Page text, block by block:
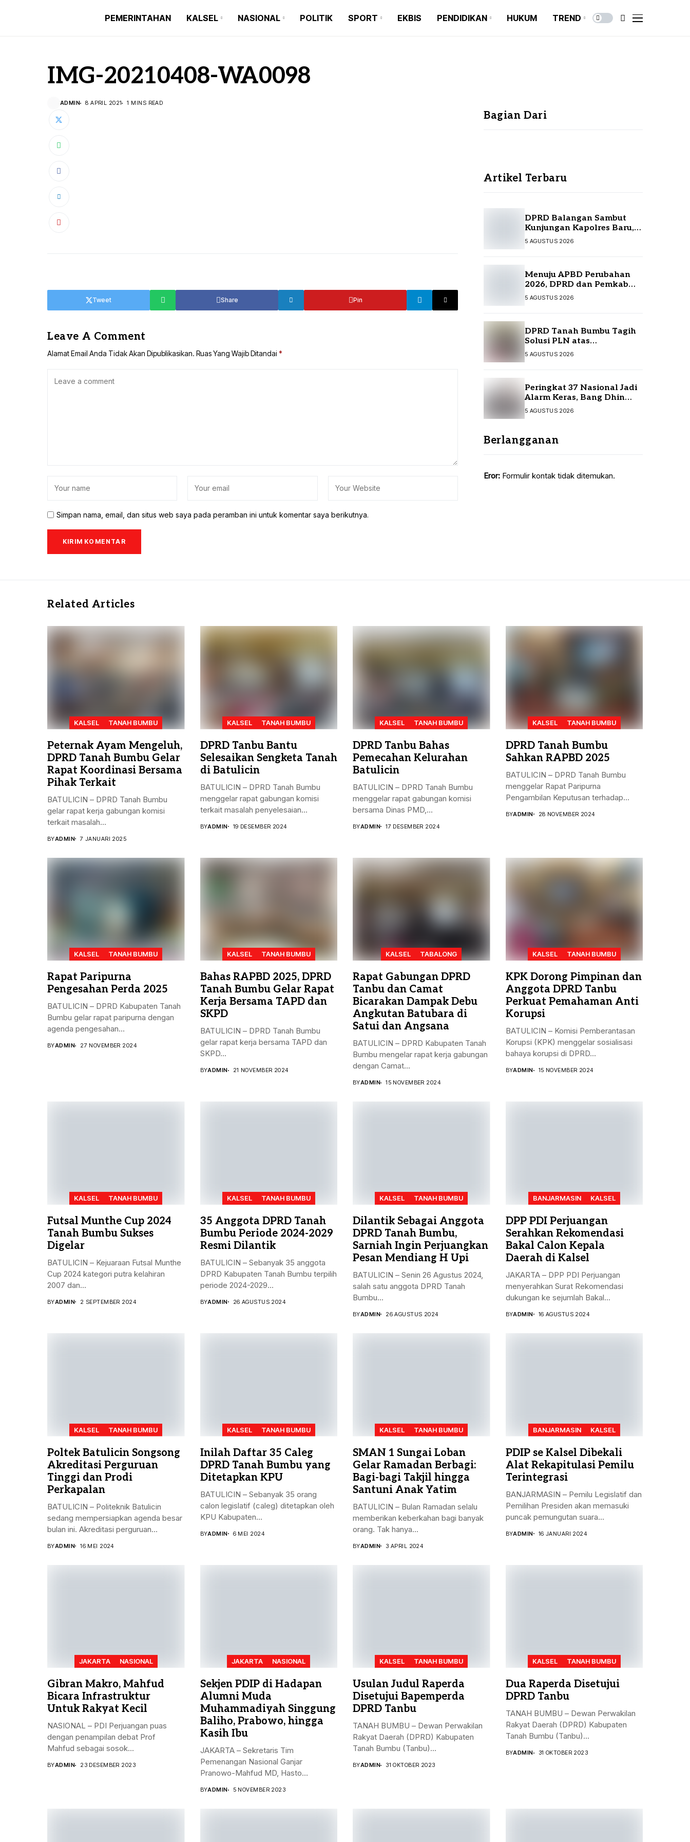
PEMERINTAHAN KALSEL
BARITO KUALA
TANAH LAUT
NASIONAL
BANTEN
POLITIK SPORT EKBIS PENDIDIKAN HUKUM TREND
BANJARMASIN
BANJARBARU JAKARTA
SEPAKBOLA BEASISWA ENTERTAINMENT
IMG-20210408-WA0098
ADMIN 8 APRIL 2021 1 MINS READ
Share
Tweet Pin
Leave A Comment
Alamat Email Anda Tidak Akan Dipublikasikan. Ruas Yang Wajib Ditandai *
Simpan nama, email, dan situs web saya pada peramban ini untuk komentar saya berikutnya.
Bagian Dari
Artikel Terbaru
DPRD Balangan Sambut
Kunjungan Kapolres Baru,
Perkuat Sinergi
5 AGUSTUS 2026
Menuju APBD Perubahan
2026, DPRD dan Pemkab
Tanah Bumbu Resmi
5 AGUSTUS 2026
DPRD Tanah Bumbu Tagih
Solusi PLN atas
Pemadaman Listrik,
5 AGUSTUS 2026
Peringkat 37 Nasional Jadi
Alarm Keras, Bang Dhin
Desak Evaluasi Total
5 AGUSTUS 2026
Berlangganan
Eror: Formulir kontak tidak ditemukan.
Related Articles
KALSEL TANAH BUMBU
Peternak Ayam Mengeluh,
DPRD Tanah Bumbu Gelar
Rapat Koordinasi Bersama
Pihak Terkait
BATULICIN – DPRD Tanah Bumbu
gelar rapat kerja gabungan komisi
terkait masalah...
BYADMIN 7 JANUARI 2025
KALSEL TANAH BUMBU
DPRD Tanbu Bantu
Selesaikan Sengketa Tanah
di Batulicin
BATULICIN – DPRD Tanah Bumbu
menggelar rapat gabungan komisi
terkait masalah penyelesaian...
BYADMIN 19 DESEMBER 2024
KALSEL TANAH BUMBU
DPRD Tanbu Bahas
Pemecahan Kelurahan
Batulicin
BATULICIN – DPRD Tanah Bumbu
menggelar rapat gabungan komisi
bersama Dinas PMD,...
BYADMIN 17 DESEMBER 2024
KALSEL TANAH BUMBU
DPRD Tanah Bumbu
Sahkan RAPBD 2025
BATULICIN – DPRD Tanah Bumbu
menggelar Rapat Paripurna
Pengambilan Keputusan terhadap
BYADMIN 28 NOVEMBER 2024
KALSEL TANAH BUMBU
Rapat Paripurna
Pengesahan Perda 2025
BATULICIN – DPRD Kabupaten Tanah
Bumbu gelar rapat paripurna dengan
agenda pengesahan...
BYADMIN 27 NOVEMBER 2024
KALSEL TANAH BUMBU
Bahas RAPBD 2025, DPRD
Tanah Bumbu Gelar Rapat
Kerja Bersama TAPD dan
SKPD
BATULICIN – DPRD Tanah Bumbu
gelar rapat kerja bersama TAPD dan
SKPD...
BYADMIN 21 NOVEMBER 2024
KALSEL TABALONG
Rapat Gabungan DPRD
Tanbu dan Camat
Bicarakan Dampak Debu
Angkutan Batubara di
Satui dan Angsana
BATULICIN – DPRD Kabupaten Tanah
Bumbu mengelar rapat kerja gabungan
dengan Camat...
BYADMIN 15 NOVEMBER 2024
KALSEL TANAH BUMBU
KPK Dorong Pimpinan dan
Anggota DPRD Tanbu
Perkuat Pemahaman Anti
Korupsi
BATULICIN – Komisi Pemberantasan
Korupsi (KPK) menggelar sosialisasi
bahaya korupsi di DPRD...
BYADMIN 15 NOVEMBER 2024
KALSEL TANAH BUMBU
Futsal Munthe Cup 2024
Tanah Bumbu Sukses
Digelar
BATULICIN – Kejuaraan Futsal Munthe
Cup 2024 kategori putra kelahiran
2007 dan...
BYADMIN 2 SEPTEMBER 2024
KALSEL TANAH BUMBU
35 Anggota DPRD Tanah
Bumbu Periode 2024-2029
Resmi Dilantik
BATULICIN – Sebanyak 35 anggota
DPRD Kabupaten Tanah Bumbu terpilih
periode 2024-2029...
BYADMIN 26 AGUSTUS 2024
KALSEL TANAH BUMBU
Dilantik Sebagai Anggota
DPRD Tanah Bumbu,
Sarniah Ingin Perjuangkan
Pesan Mendiang H Upi
BATULICIN – Senin 26 Agustus 2024,
salah satu anggota DPRD Tanah
Bumbu...
BYADMIN 26 AGUSTUS 2024
BANJARMASIN KALSEL
DPP PDI Perjuangan
Serahkan Rekomendasi
Bakal Calon Kepala
Daerah di Kalsel
JAKARTA – DPP PDI Perjuangan
menyerahkan Surat Rekomendasi
dukungan ke sejumlah Bakal...
BYADMIN 16 AGUSTUS 2024
KALSEL TANAH BUMBU
Poltek Batulicin Songsong
Akreditasi Perguruan
Tinggi dan Prodi
Perkapalan
BATULICIN – Politeknik Batulicin
sedang mempersiapkan agenda besar
bulan ini. Akreditasi perguruan...
BYADMIN 16 MEI 2024
KALSEL TANAH BUMBU
Inilah Daftar 35 Caleg
DPRD Tanah Bumbu yang
Ditetapkan KPU
BATULICIN – Sebanyak 35 orang
calon legislatif (caleg) ditetapkan oleh
KPU Kabupaten...
BYADMIN 6 MEI 2024
KALSEL TANAH BUMBU
SMAN 1 Sungai Loban
Gelar Ramadan Berbagi:
Bagi-bagi Takjil hingga
Santuni Anak Yatim
BATULICIN – Bulan Ramadan selalu
memberikan keberkahan bagi banyak
orang. Tak hanya...
BYADMIN 3 APRIL 2024
BANJARMASIN KALSEL
PDIP se Kalsel Dibekali
Alat Rekapitulasi Pemilu
Terintegrasi
BANJARMASIN – Pemilu Legislatif dan
Pemilihan Presiden akan memasuki
puncak pemungutan suara...
BYADMIN 16 JANUARI 2024
JAKARTA NASIONAL
Gibran Makro, Mahfud
Bicara Infrastruktur
Untuk Rakyat Kecil
NASIONAL – PDI Perjuangan puas
dengan penampilan debat Prof
Mahfud sebagai sosok...
BYADMIN 23 DESEMBER 2023
JAKARTA NASIONAL
Sekjen PDIP di Hadapan
Alumni Muda
Muhammadiyah Singgung
Baliho, Prabowo, hingga
Kasih Ibu
JAKARTA – Sekretaris Tim
Pemenangan Nasional Ganjar
Pranowo-Mahfud MD, Hasto
BYADMIN 5 NOVEMBER 2023
KALSEL TANAH BUMBU
Usulan Judul Raperda
Disetujui Bapemperda
DPRD Tanbu
TANAH BUMBU – Dewan Perwakilan
Rakyat Daerah (DPRD) Kabupaten
Tanah Bumbu (Tanbu)...
BYADMIN 31 OKTOBER 2023
KALSEL TANAH BUMBU
Dua Raperda Disetujui
DPRD Tanbu
TANAH BUMBU – Dewan Perwakilan
Rakyat Daerah (DPRD) Kabupaten
Tanah Bumbu (Tanbu)...
BYADMIN 31 OKTOBER 2023